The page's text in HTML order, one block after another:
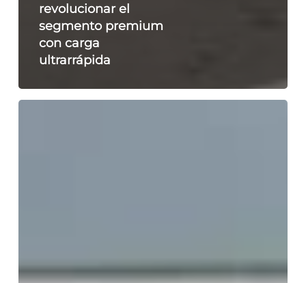
revolucionar el
segmento premium
con carga
ultrarrápida